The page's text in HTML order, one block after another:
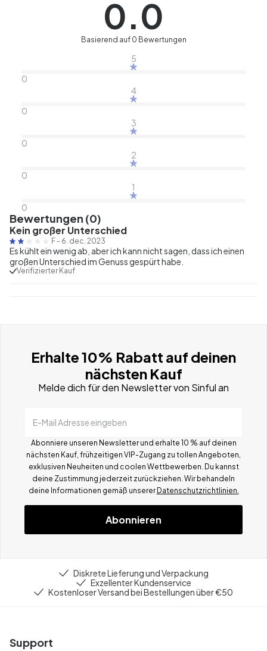
0.0
Basierend auf 0 Bewertungen
5
0
4
0
3
0
2
0
1
0
Bewertungen (0)
Kein großer Unterschied
F - 6. dec. 2023
Es kühlt ein wenig ab, aber ich kann nicht sagen, dass ich einen
großen Unterschied im Genuss gespürt habe.
Verifizierter Kauf
Erhalte 10% Rabatt auf deinen
nächsten Kauf
Melde dich für den Newsletter von Sinful an
E-Mail Adresse eingeben
Abonniere unseren Newsletter und erhalte 10 % auf deinen
nächsten Kauf, frühzeitigen VIP-Zugang zu tollen Angeboten,
exklusiven Neuheiten und coolen Wettbewerben. Du kannst
deine Zustimmung jederzeit zurückziehen. Wir behandeln
deine Informationen gemäß unserer Datenschutzrichtlinien.
Abonnieren
Diskrete Lieferung und Verpackung
Exzellenter Kundenservice
Kostenloser Versand bei Bestellungen über €50
Support